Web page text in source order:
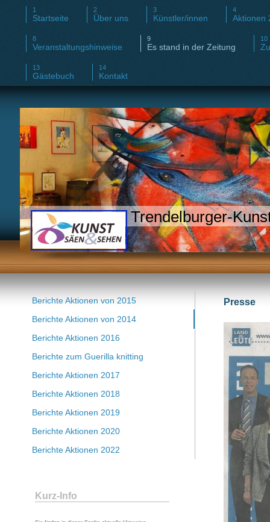
Startseite Über uns Künstler/innen Aktionen
Veranstaltungshinweise Es stand in der Zeitung
Gästebuch Kontakt
Trendelburger-
Presse
Berichte Aktionen von 2015
Berichte Aktionen von 2014
Berichte Aktionen 2016
Berichte zum Guerilla knitting
Berichte Aktionen 2017
Berichte Aktionen 2018
Berichte Aktionen 2019
Berichte Aktionen 2020
Berichte Aktionen 2022
Kurz-Info